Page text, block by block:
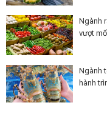
Ngành
vượt
Ngành
hành